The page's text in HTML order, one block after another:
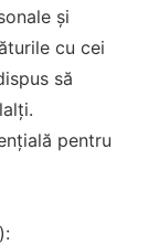
și
cu cei
să
pentru